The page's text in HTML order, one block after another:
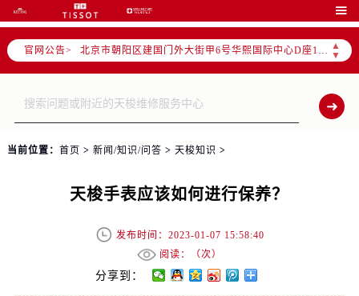

官网公告>
▲
▼
北京市朝阳区建国门外大街甲6号华熙国际中心写字楼D座11层1102室（需提前预约）
北京市朝阳区建国门外大街甲6号华熙国际中心D座11层1102室售后服务中心（需提前预约）
北京市东城区东长安街1号王府井东方广场W3座6层602室售后服务中心（需提前预约）
节假日正常营业！
当前位置： 首页 > 新闻/知识/问答 > 天梭知识 >
天梭手表应该如何进行保养？
发布时间：2023-01-07 15:58:40
阅读：（次）
分享到：